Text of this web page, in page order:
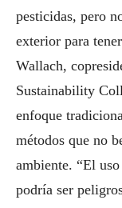
pesticidas, pero
exterior para
Wallach,
Sustainability
enfoque
métodos que no
ambiente. “El
podría ser